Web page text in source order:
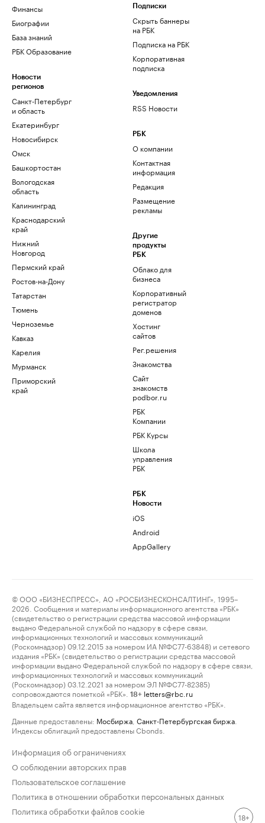
Финансы
Биографии
База знаний
РБК Образование
Новости
регионов
Санкт-Петербург
и область
Екатеринбург
Новосибирск
Омск
Башкортостан
Вологодская
область
Калининград
Краснодарский
край
Нижний
Новгород
Пермский край
Ростов-на-Дону
Татарстан
Тюмень
Черноземье
Кавказ
Карелия
Мурманск
Приморский
край
Подписки
Скрыть баннеры
на РБК
Подписка на РБК
Корпоративная
подписка
Уведомления
RSS Новости
РБК
О компании
Контактная
информация
Редакция
Размещение
рекламы
Другие
продукты
РБК
Облако для
бизнеса
Корпоративный
регистратор
доменов
Хостинг
сайтов
Рег.решения
Знакомства
Сайт
знакомств
podbor.ru
РБК
Компании
РБК Курсы
Школа
управления
РБК
РБК
Новости
iOS
Android
AppGallery
© ООО «БИЗНЕСПРЕСС», АО «РОСБИЗНЕСКОНСАЛТИНГ», 1995–
2026. Сообщения и материалы информационного агентства «РБК»
(свидетельство о регистрации средства массовой информации
выдано Федеральной службой по надзору в сфере связи,
информационных технологий и массовых коммуникаций
(Роскомнадзор) 09.12.2015 за номером ИА №ФС77-63848) и сетевого
издания «РБК» (свидетельство о регистрации средства массовой
информации выдано Федеральной службой по надзору в сфере связи,
информационных технологий и массовых коммуникаций
(Роскомнадзор) 03.12.2021 за номером ЭЛ №ФС77-82385)
сопровождаются пометкой «РБК».
18+ letters@rbc.ru
Владельцем сайта является информационное агентство «РБК».
Данные предоставлены: Мосбиржа Санкт-Петербургская биржа
Индексы облигаций предоставлены Cbonds.
Информация об ограничениях
О соблюдении авторских прав
Пользовательское соглашение
Политика в отношении обработки персональных данных
Политика обработки файлов cookie
18+